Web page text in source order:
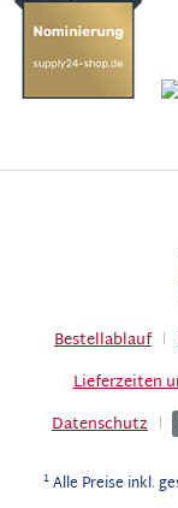
Bestellablauf
Lieferzeiten
Datenschutz
1Alle Preise inkl.